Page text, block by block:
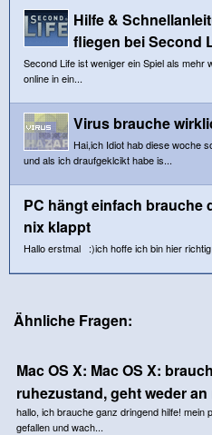
Hilfe &
fliegen bei Second
Second Life ist weniger ein Spiel als mehr
online in ein...
Virus brauche
Hai,ich Idiot hab diese woche
und als ich draufgeklcikt habe is...
PC hängt einfach
nix klappt
Hallo erstmal :)ich hoffe ich bin hier richtig
Ähnliche Fragen:
Mac OS X: Mac OS X:
ruhezustand, geht weder
hallo, ich brauche ganz dringend hilfe!
gefallen und wach...